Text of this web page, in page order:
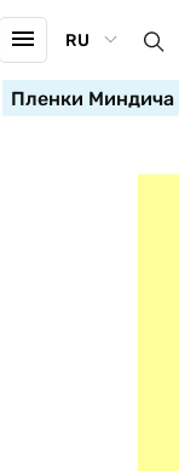
RU
Пленки Миндича